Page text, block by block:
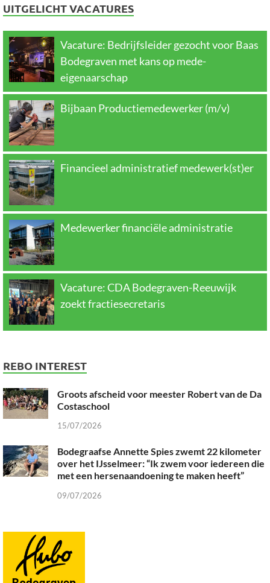
UITGELICHT VACATURES
Vacature: Bedrijfsleider gezocht voor Baas
Bodegraven met kans op mede-
eigenaarschap
Bijbaan Productiemedewerker (m/v)
Financieel administratief medewerk(st)er
Medewerker financiële administratie
Vacature: CDA Bodegraven-Reeuwijk
zoekt fractiesecretaris
REBO INTEREST
Groots afscheid voor meester Robert van de Da
Costaschool
15/07/2026
Bodegraafse Annette Spies zwemt 22 kilometer
over het IJsselmeer: “Ik zwem voor iedereen die
met een hersenaandoening te maken heeft”
09/07/2026